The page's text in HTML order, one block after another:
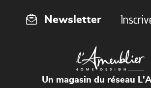
Newsletter
Un magasin du réseau